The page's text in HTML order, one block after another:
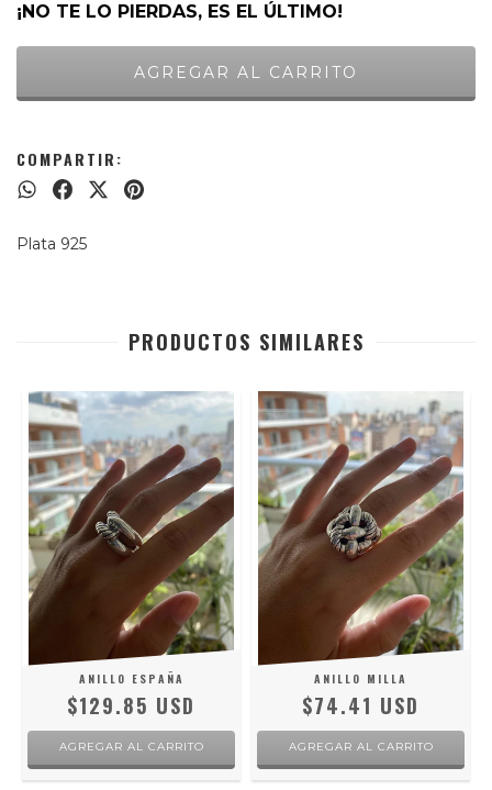
¡NO TE LO PIERDAS, ES EL ÚLTIMO!
COMPARTIR:
Plata 925
PRODUCTOS SIMILARES
ANILLO ESPAÑA
$129.85 USD
AGREGAR AL CARRITO
ANILLO MILLA
$74.41 USD
AGREGAR AL CARRITO